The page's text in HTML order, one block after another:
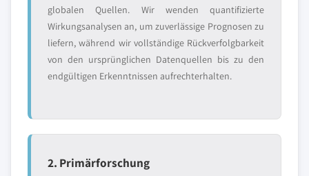
globalen Quellen. Wir wenden quantifizierte
Wirkungsanalysen an, um zuverlässige Prognosen zu
liefern, während wir vollständige Rückverfolgbarkeit
von den ursprünglichen Datenquellen bis zu den
endgültigen Erkenntnissen aufrechterhalten.
2. Primärforschung